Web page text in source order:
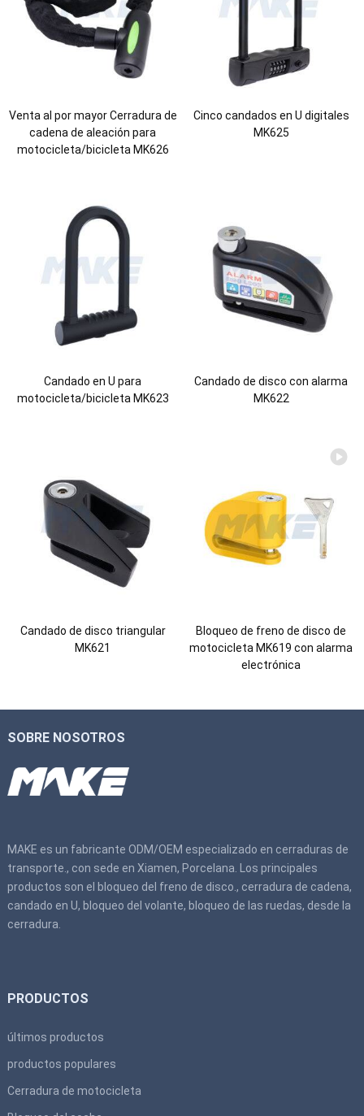
Venta al por mayor Cerradura de
cadena de aleación para
motocicleta/bicicleta MK626
Cinco candados en U digitales
MK625
Candado en U para
motocicleta/bicicleta MK623
Candado de disco con alarma
MK622
Candado de disco triangular
MK621
Bloqueo de freno de disco de
motocicleta MK619 con alarma
electrónica
SOBRE NOSOTROS
MAKE es un fabricante ODM/OEM especializado en cerraduras de
transporte., con sede en Xiamen, Porcelana. Los principales
productos son el bloqueo del freno de disco., cerradura de cadena,
candado en U, bloqueo del volante, bloqueo de las ruedas, desde la
cerradura.
PRODUCTOS
últimos productos
productos populares
Cerradura de motocicleta